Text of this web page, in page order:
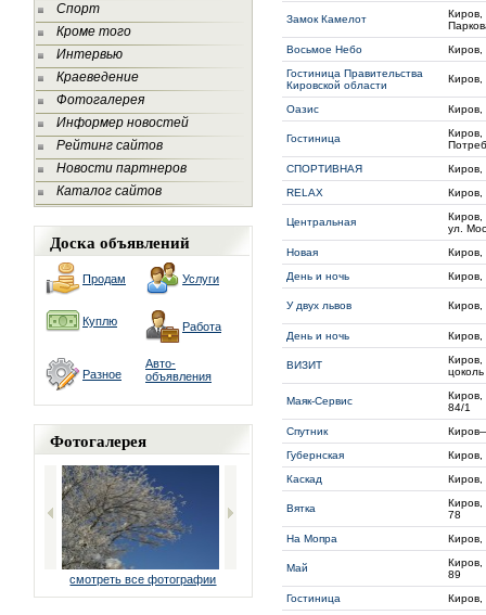
Спорт
Кроме того
Интервью
Краеведение
Фотогалерея
Информер новостей
Рейтинг сайтов
Новости партнеров
Каталог сайтов
Доска объявлений
Продам Услуги
Куплю Работа
Разное
Авто-
объявления
Фотогалерея
смотреть все фотографии
Замок Камелот
Восьмое Небо
Киров,
Гостиница Правительства
Кировской области
Киров,
Оазис
Гостиница
Киров,
СПОРТИВНАЯ
Киров,
RELAX
Киров,
Центральная
Киров,
ул.
Новая
Киров,
День и ночь
Киров,
У двух львов Киров,
День и ночь Киров,
ВИЗИТ
Киров,
цоколь
Маяк-Сервис
Киров,
84/1
Спутник
Губернская
Киров,
Каскад
Киров,
Вятка
Киров,
78
На Мопра
Май
Киров,
89
Гостиница
Киров,